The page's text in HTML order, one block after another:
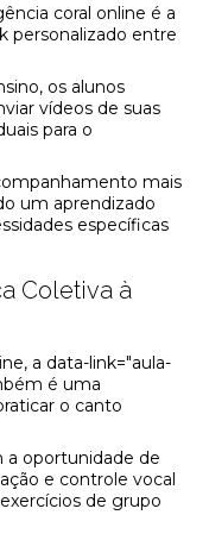
coral online é a
personalizado entre
os alunos
vídeos de suas
para o
mais
um aprendizado
específicas
Coletiva à
a data-link="aula-
é uma
o canto
a oportunidade de
e controle vocal
de grupo